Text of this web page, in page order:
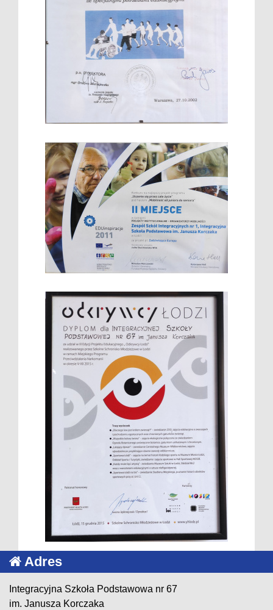
Adres
Integracyjna Szkoła Podstawowa nr 67
im. Janusza Korczaka